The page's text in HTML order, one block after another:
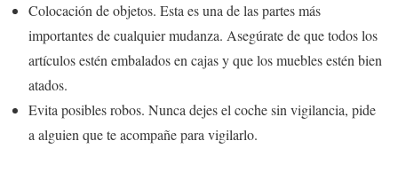
Colocación de objetos. Esta es una de las partes más
importantes de cualquier mudanza. Asegúrate de que todos los
artículos estén embalados en cajas y que los muebles estén bien
atados.
Evita posibles robos. Nunca dejes el coche sin vigilancia, pide
a alguien que te acompañe para vigilarlo.